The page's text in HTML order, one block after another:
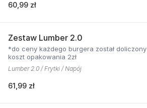
60,99 zł
Zestaw Lumber 2.0
*do ceny każdego burgera został doliczony
koszt opakowania 2zł
Lumber 2.0 / Frytki / Napój
61,99 zł